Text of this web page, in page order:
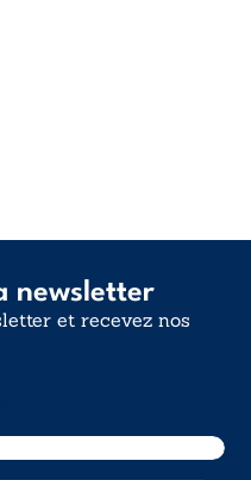
newsletter
et recevez nos